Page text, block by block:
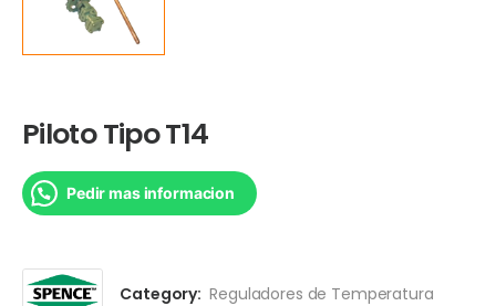
Piloto Tipo T14
Pedir mas informacion
Category: Reguladores de Temperatura